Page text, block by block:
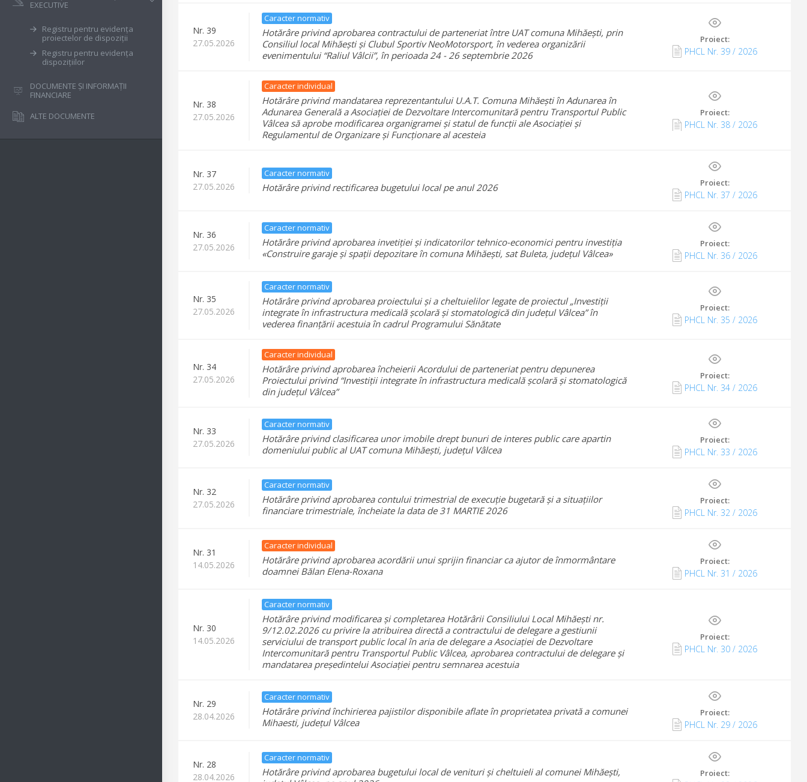
EXECUTIVE
Registru pentru evidența
proiectelor de dispoziții
Registru pentru evidența
dispozițiilor
DOCUMENTE ȘI INFORMAȚII
FINANCIARE
ALTE DOCUMENTE
Nr. 39
27.05.2026
Caracter normativ
Hotărâre privind aprobarea contractului de parteneriat între UAT comuna Mihăești, prin
Consiliul local Mihăești și Clubul Sportiv NeoMotorsport, în vederea organizării
evenimentului “Raliul Vâlcii”, în perioada 24 - 26 septembrie 2026
Proiect:
PHCL Nr. 39/ 2026
Nr. 38
27.05.2026
Caracter individual
Hotărâre privind mandatarea reprezentantului U.A.T. Comuna Mihăești în Adunarea în
Adunarea Generală a Asociației de Dezvoltare Intercomunitară pentru Transportul Public
Vâlcea să aprobe modificarea organigramei și statul de funcții ale Asociației și
Regulamentul de Organizare și Funcționare al acesteia
Proiect:
PHCL Nr. 38/ 2026
Nr. 37
27.05.2026
Caracter normativ
Hotărâre privind rectificarea bugetului local pe anul 2026 Proiect:
PHCL Nr. 37 / 2026
Nr. 36
27.05.2026
Caracter normativ
Hotărâre privind aprobarea invetiției și indicatorilor tehnico-economici pentru investiția
«Construire garaje și spații depozitare în comuna Mihăești, sat Buleta, județul Vâlcea»
Proiect:
PHCL Nr. 36/ 2026
Nr. 35
27.05.2026
Caracter normativ
Hotărâre privind aprobarea proiectului și a cheltuielilor legate de proiectul „Investiții
integrate în infrastructura medicală școlară și stomatologică din județul Vâlcea” în
vederea finanțării acestuia în cadrul Programului Sănătate
Proiect:
PHCL Nr. 35 / 2026
Nr. 34
27.05.2026
Caracter individual
Hotărâre privind aprobarea încheierii Acordului de parteneriat pentru depunerea
Proiectului privind “Investiții integrate în infrastructura medicală școlară și stomatologică
din județul Vâlcea”
Proiect:
PHCL Nr. 34/ 2026
Nr. 33
27.05.2026
Caracter normativ
Hotărâre privind clasificarea unor imobile drept bunuri de interes public care apartin
domeniului public al UAT comuna Mihăești, județul Vâlcea
Proiect:
PHCL Nr. 33 / 2026
Nr. 32
27.05.2026
Caracter normativ
Hotărâre privind aprobarea contului trimestrial de execuție bugetară și a situațiilor
financiare trimestriale, încheiate la data de 31 MARTIE 2026
Proiect:
PHCL Nr. 32 / 2026
Nr. 31
14.05.2026
Caracter individual
Hotărâre privind aprobarea acordării unui sprijin financiar ca ajutor de înmormântare
doamnei Bălan Elena-Roxana
Proiect:
PHCL Nr. 31 / 2026
Nr. 30
14.05.2026
Caracter normativ
Hotărâre privind modificarea și completarea Hotărârii Consiliului Local Mihăești nr.
9/12.02.2026 cu privire la atribuirea directă a contractului de delegare a gestiunii
serviciului de transport public local în aria de delegare a Asociației de Dezvoltare
Intercomunitară pentru Transportul Public Vâlcea, aprobarea contractului de delegare și
mandatarea președintelui Asociației pentru semnarea acestuia
Proiect:
PHCL Nr. 30/ 2026
Nr. 29
28.04.2026
Caracter normativ
Hotărâre privind închirierea pajistilor disponibile aflate în proprietatea privată a comunei
Mihaesti, județul Vâlcea
Proiect:
PHCL Nr. 29/ 2026
Nr. 28
28.04.2026
Caracter normativ
Hotărâre privind aprobarea bugetului local de venituri și cheltuieli al comunei Mihăești,
Proiect: